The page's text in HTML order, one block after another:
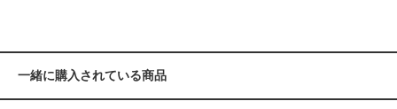
一緒に購入されている商品